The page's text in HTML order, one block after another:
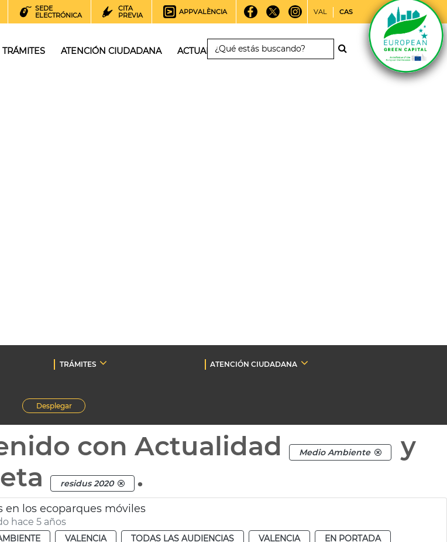
SEDE
ELECTRÓNICA
CITA
PREVIA
APPVALÈNCIA VAL CAS
TRÁMITES ATENCIÓN CIUDADANA ACTUALIDAD
TRÁMITES
ATENCIÓN CIUDADANA
Desplegar
con Actualidad Medio Ambiente
y
residus 2020 .
en los ecoparques móviles
hace 5 años
VALENCIA TODAS LAS AUDIENCIAS VALENCIA
EN PORTADA